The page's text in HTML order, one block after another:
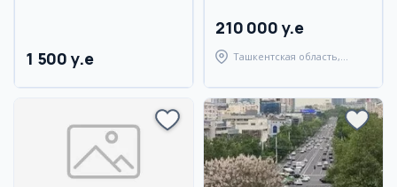
1 500 y.e
210 000 y.e
Ташкентская область,